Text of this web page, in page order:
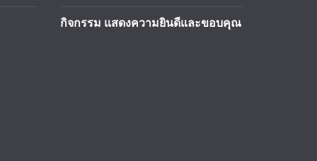
กิจกรรม แสดงความยินดีและขอบคุณ